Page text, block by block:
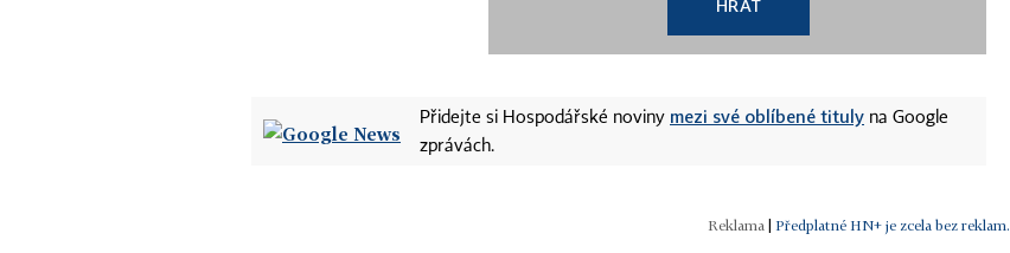
HRÁT
Přidejte si Hospodářské noviny mezi své oblíbené tituly na Google
zprávách.
| Předplatné HN+ je zcela bez reklam.